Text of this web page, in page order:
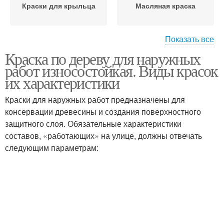
Краски для крыльца Масляная краска
краска
Показать все
Краска по дереву для наружных
работ износостойкая. Виды красок
их характеристики
Краски для наружных работ предназначены для
консервации древесины и создания поверхностного
защитного слоя. Обязательные характеристики
составов, «работающих» на улице, должны отвечать
следующим параметрам: